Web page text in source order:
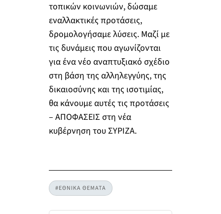
τοπικών κοινωνιών, δώσαμε
εναλλακτικές προτάσεις,
δρομολογήσαμε λύσεις. Μαζί με
τις δυνάμεις που αγωνίζονται
για ένα νέο αναπτυξιακό σχέδιο
στη βάση της αλληλεγγύης, της
δικαιοσύνης και της ισοτιμίας,
θα κάνουμε αυτές τις προτάσεις
– ΑΠΟΦΑΣΕΙΣ στη νέα
κυβέρνηση του ΣΥΡΙΖΑ.
#ΕΘΝΙΚΑ ΘΕΜΑΤΑ